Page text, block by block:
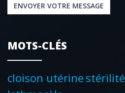
ENVOYER VOTRE MESSAGE
MOTS-CLÉS
cloison utérinestérilité